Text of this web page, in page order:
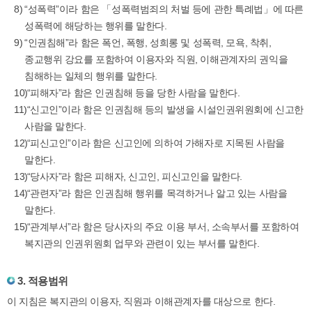
“성폭력”이라 함은 「성폭력범죄의 처벌 등에 관한 특례법」에 따른
성폭력에 해당하는 행위를 말한다.
“인권침해”라 함은 폭언, 폭행, 성희롱 및 성폭력, 모욕, 착취,
종교행위 강요를 포함하여 이용자와 직원, 이해관계자의 권익을
침해하는 일체의 행위를 말한다.
“피해자”라 함은 인권침해 등을 당한 사람을 말한다.
“신고인”이라 함은 인권침해 등의 발생을 시설인권위원회에 신고한
사람을 말한다.
“피신고인”이라 함은 신고인에 의하여 가해자로 지목된 사람을
말한다.
“당사자”라 함은 피해자, 신고인, 피신고인을 말한다.
“관련자”라 함은 인권침해 행위를 목격하거나 알고 있는 사람을
말한다.
“관계부서”라 함은 당사자의 주요 이용 부서, 소속부서를 포함하여
복지관의 인권위원회 업무와 관련이 있는 부서를 말한다.
3. 적용범위
이 지침은 복지관의 이용자, 직원과 이해관계자를 대상으로 한다.